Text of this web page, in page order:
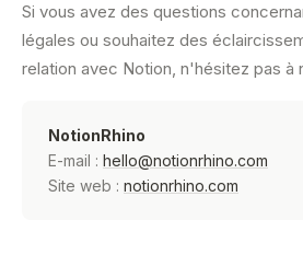
Si vous avez des questions
légales ou souhaitez des
relation avec Notion, n'hésitez pas à
NotionRhino
E-mail : hello@notionrhino.com
Site web : notionrhino.com